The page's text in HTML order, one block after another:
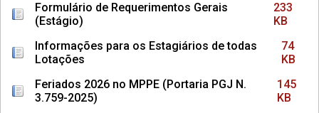
Formulário de Requerimentos Gerais
(Estágio)
233
KB
Informações para os Estagiários de todas
Lotações
74
KB
Feriados 2026 no MPPE (Portaria PGJ N.
3.759-2025)
145
KB